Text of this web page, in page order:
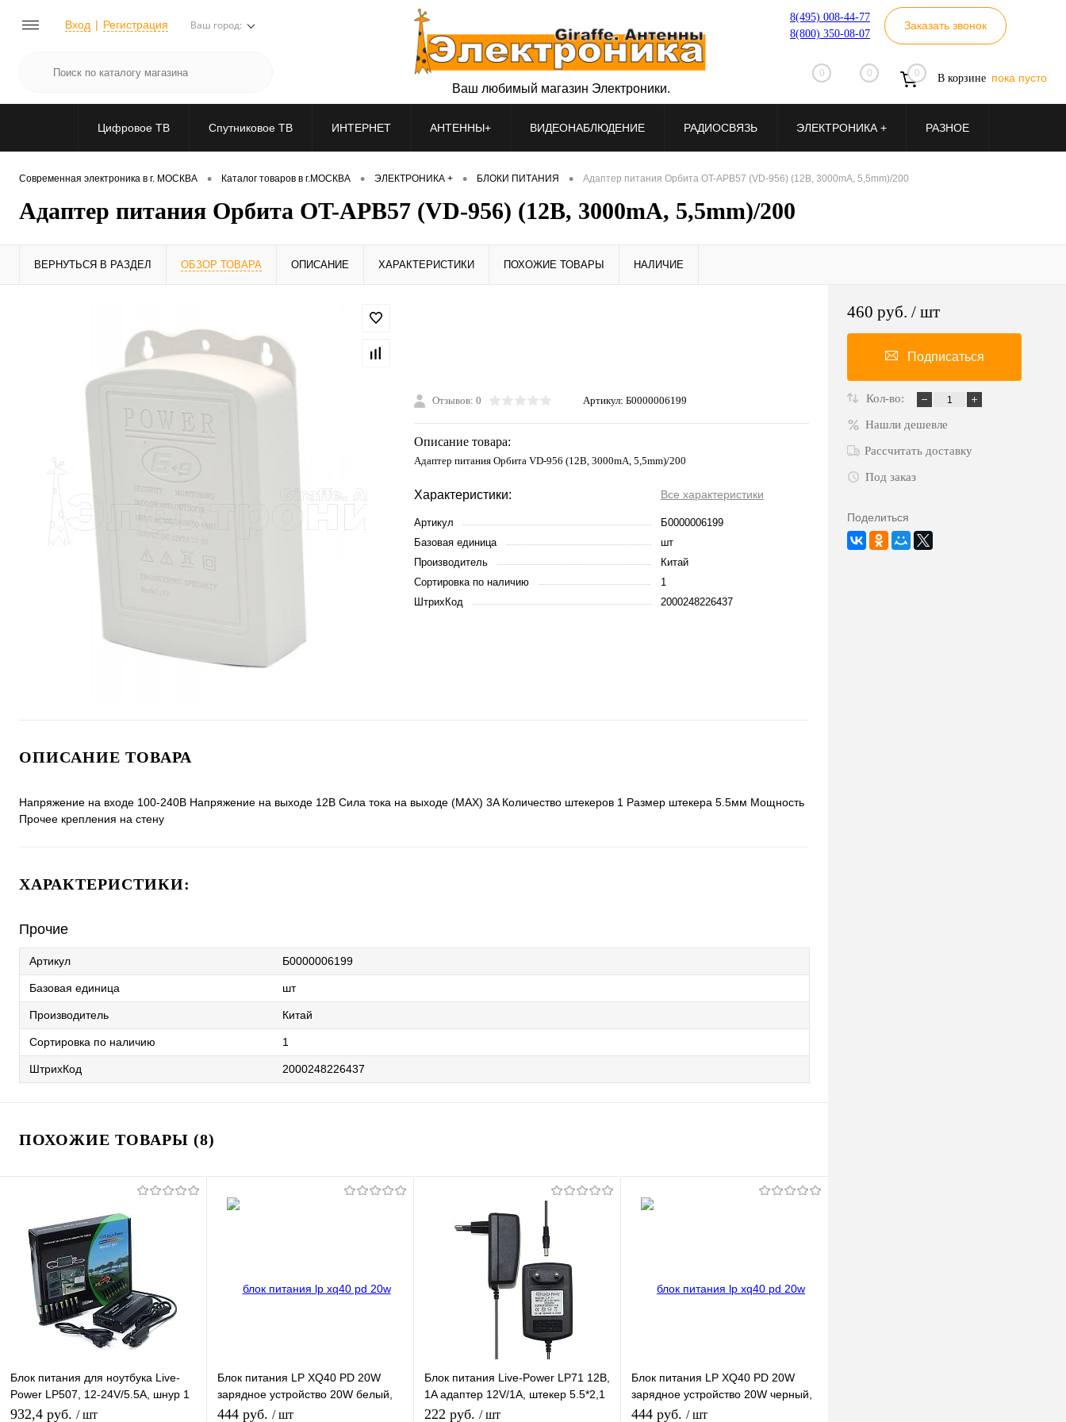
Вход Регистрация Ваш город:
8(495) 008-44-77
8(800) 350-08-07
Заказать звонок
0 0 0 В корзине пока пусто
Ваш любимый магазин Электроники.
Цифровое ТВ Спутниковое ТВ ИНТЕРНЕТ АНТЕННЫ+ ВИДЕОНАБЛЮДЕНИЕ РАДИОСВЯЗЬ ЭЛЕКТРОНИКА + РАЗНОЕ
Современная электроника в г. МОСКВА • Каталог товаров в г.МОСКВА • ЭЛЕКТРОНИКА + • БЛОКИ ПИТАНИЯ • Адаптер питания Орбита OT-APB57 (VD-956) (12В, 3000mA, 5,5mm)/200
Адаптер питания Орбита OT-APB57 (VD-956) (12В, 3000mA, 5,5mm)/200
ВЕРНУТЬСЯ В РАЗДЕЛ ОБЗОР ТОВАРА ОПИСАНИЕ ХАРАКТЕРИСТИКИ ПОХОЖИЕ ТОВАРЫ НАЛИЧИЕ
Отзывов: 0 Артикул: Б0000006199
Описание товара:
Адаптер питания Орбита VD-956 (12В, 3000mA, 5,5mm)/200
Характеристики: Все характеристики
Артикул
Б0000006199
Базовая единица
шт
Производитель
Китай
Сортировка по наличию
1
ШтрихКод
2000248226437
ОПИСАНИЕ ТОВАРА
Напряжение на входе 100-240В Напряжение на выходе 12В Сила тока на выходе (MAX) 3A Количество штекеров 1 Размер штекера 5.5мм Мощность
Прочее крепления на стену
ХАРАКТЕРИСТИКИ:
Прочие
Артикул Б0000006199
Базовая единица шт
Производитель Китай
Сортировка по наличию 1
ШтрихКод 2000248226437
ПОХОЖИЕ ТОВАРЫ (8)
Блок питания для ноутбука Live-
Power LP507, 12-24V/5.5A, шнур 1
м + 8 Насадок
932,4 руб. / шт
Блок питания LP XQ40 PD 20W
зарядное устройство 20W белый,
вход Type-C, с кабелем Type-C -
444 руб. / шт
Блок питания Live-Power LP71 12В,
1A адаптер 12V/1A, штекер 5.5*2,1
мм
222 руб. / шт
Блок питания LP XQ40 PD 20W
зарядное устройство 20W черный,
вход Type-C, с кабелем Type-C -
444 руб. / шт
460 руб. / шт
Подписаться
Кол-во:
Нашли дешевле
Рассчитать доставку
Под заказ
Поделиться